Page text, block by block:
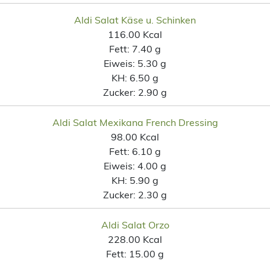
Aldi Salat Käse u. Schinken
116.00 Kcal
Fett: 7.40 g
Eiweis: 5.30 g
KH: 6.50 g
Zucker: 2.90 g
Aldi Salat Mexikana French Dressing
98.00 Kcal
Fett: 6.10 g
Eiweis: 4.00 g
KH: 5.90 g
Zucker: 2.30 g
Aldi Salat Orzo
228.00 Kcal
Fett: 15.00 g